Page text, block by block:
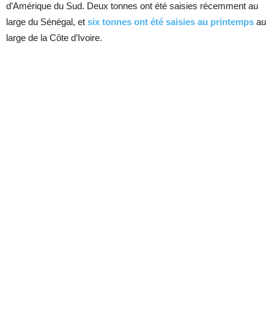
d’Amérique du Sud. Deux tonnes ont été saisies récemment au
large du Sénégal, et six tonnes ont été saisies au printemps au
large de la Côte d’Ivoire.